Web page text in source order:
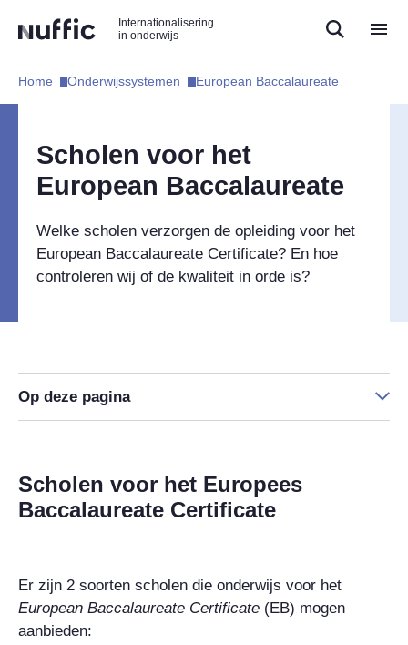
naar
zoekfunctie
naar
hoofdnavigatie
naar
inhoud
Internationalisering
in onderwijs
Hoofdnavigatie
Home​ Onderwijssystemen​ European Baccalaureate​
Scholen voor het
European Baccalaureate
Welke scholen verzorgen de opleiding voor het
European Baccalaureate Certificate? En hoe
controleren wij of de kwaliteit in orde is?
Op deze pagina
Scholen voor het Europees
Baccalaureate Certificate
Er zijn 2 soorten scholen die onderwijs voor het
European Baccalaureate Certificate (EB) mogen
aanbieden: